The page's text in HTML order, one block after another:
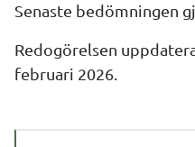
Senaste bedömningen
Redogörelsen
februari 2026.